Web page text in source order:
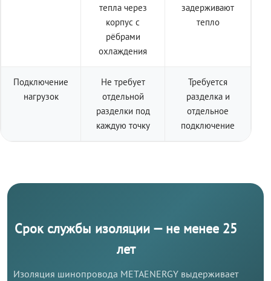
тепла через
корпус с
рёбрами
охлаждения
задерживают
тепло
Подключение
нагрузок
Не требует
отдельной
разделки под
каждую точку
Требуется
разделка и
отдельное
подключение
Срок службы изоляции — не менее 25
лет
Изоляция шинопровода METAENERGY выдерживает